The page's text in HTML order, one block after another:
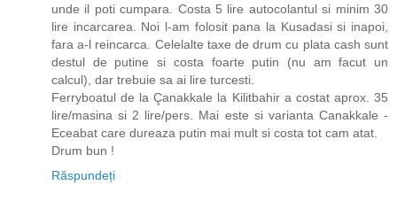
unde il poti cumpara. Costa 5 lire autocolantul si minim 30
lire incarcarea. Noi l-am folosit pana la Kusadasi si inapoi,
fara a-l reincarca. Celelalte taxe de drum cu plata cash sunt
destul de putine si costa foarte putin (nu am facut un
calcul), dar trebuie sa ai lire turcesti.
Ferryboatul de la Çanakkale la Kilitbahir a costat aprox. 35
lire/masina si 2 lire/pers. Mai este si varianta Canakkale -
Eceabat care dureaza putin mai mult si costa tot cam atat.
Drum bun !
Răspundeți